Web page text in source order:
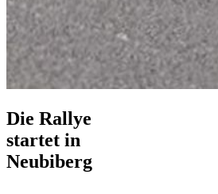
Die Rallye
startet in
Neubiberg